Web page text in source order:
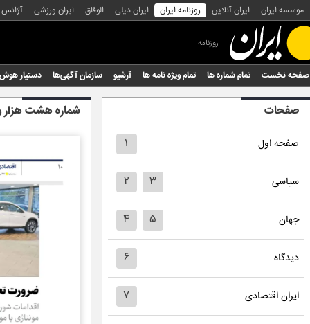
موسسه ایران ایران آنلاین روزنامه ایران ایران دیلی الوفاق ایران ورزشی
روزنامه
صفحه نخست تمام شماره ها تمام ویژه نامه ها آرشیو سازمان آگهی‌ها دستیار
صفحات
صفحه اول ۱
سیاسی ۲ ۳
جهان ۴ ۵
دیدگاه ۶
ایران اقتصادی ۷
شماره هشت